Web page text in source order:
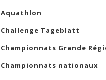
Aquathlon
Challenge Tageblatt
Championnats Grande
Championnats nationaux